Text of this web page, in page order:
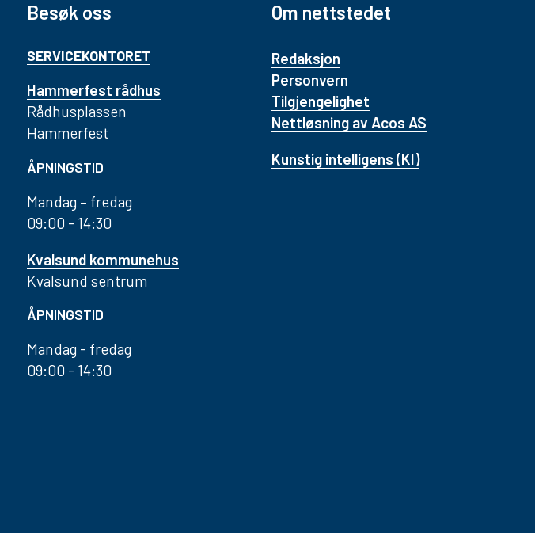
Besøk oss
SERVICEKONTORET
Hammerfest rådhus
Rådhusplassen
Hammerfest
ÅPNINGSTID
Mandag – fredag
09:00 - 14:30
Kvalsund kommunehus
Kvalsund sentrum
ÅPNINGSTID
Mandag - fredag
09:00 - 14:30
Om nettstedet
Redaksjon
Personvern
Tilgjengelighet
Nettløsning av Acos AS
Kunstig intelligens (KI)